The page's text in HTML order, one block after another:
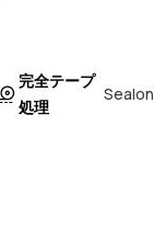
完全テープ
処理
Sealon